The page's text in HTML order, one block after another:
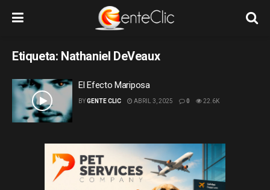
Etiqueta: Nathaniel DeVeaux
El Efecto Mariposa
BYGENTE CLIC ABRIL 3, 2025 0 22.6K